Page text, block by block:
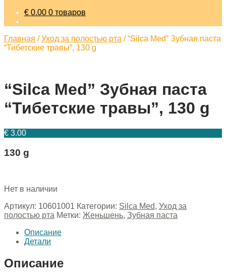
€ 0.00 0 товаров
Главная /Уход за полостью рта /“Silca Med” Зубная паста
“Тибетские травы”, 130 g
“Silca Med” Зубная паста
“Тибетские травы”, 130 g
€ 3.00
130 g
Нет в наличии
Артикул: 10601001 Категории: Silca Med, Уход за
полостью рта Метки: Женьшень, Зубная паста
Описание
Детали
Описание